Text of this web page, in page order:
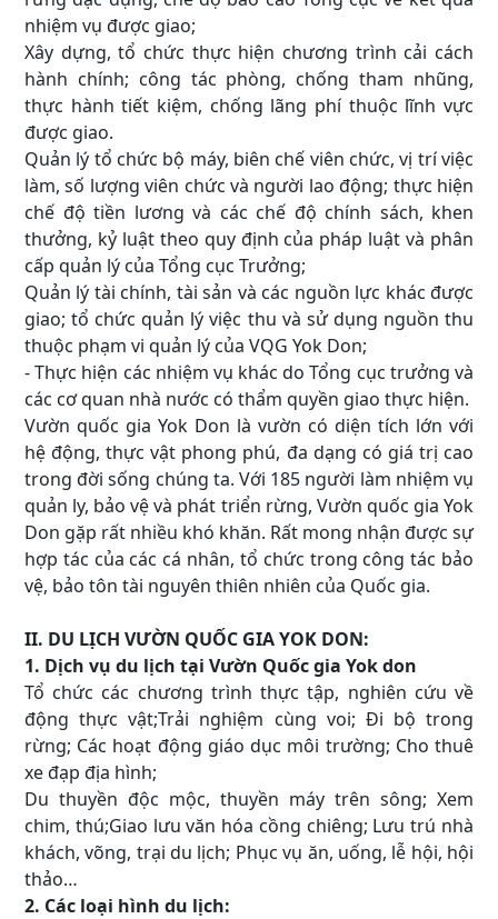
nhiệm vụ được giao;
Xây dựng, tổ chức thực hiện chương trình cải cách
hành chính; công tác phòng, chống tham nhũng,
thực hành tiết kiệm, chống lãng phí thuộc lĩnh vực
được giao.
Quản lý tổ chức bộ máy, biên chế viên chức, vị trí việc
làm, số lượng viên chức và người lao động; thực hiện
chế độ tiền lương và các chế độ chính sách, khen
thưởng, kỷ luật theo quy định của pháp luật và phân
cấp quản lý của Tổng cục Trưởng;
Quản lý tài chính, tài sản và các nguồn lực khác được
giao; tổ chức quản lý việc thu và sử dụng nguồn thu
thuộc phạm vi quản lý của VQG Yok Don;
- Thực hiện các nhiệm vụ khác do Tổng cục trưởng và
các cơ quan nhà nước có thẩm quyền giao thực hiện.
Vườn quốc gia Yok Don là vườn có diện tích lớn với
hệ động, thực vật phong phú, đa dạng có giá trị cao
trong đời sống chúng ta. Với 185 người làm nhiệm vụ
quản ly, bảo vệ và phát triển rừng, Vườn quốc gia Yok
Don gặp rất nhiều khó khăn. Rất mong nhận được sự
hợp tác của các cá nhân, tổ chức trong công tác bảo
vệ, bảo tôn tài nguyên thiên nhiên của Quốc gia.
II. DU LỊCH VƯỜN QUỐC GIA YOK DON:
1. Dịch vụ du lịch tại Vườn Quốc gia Yok don
Tổ chức các chương trình thực tập, nghiên cứu về
động thực vật;Trải nghiệm cùng voi; Đi bộ trong
rừng; Các hoạt động giáo dục môi trường; Cho thuê
xe đạp địa hình;
Du thuyền độc mộc, thuyền máy trên sông; Xem
chim, thú;Giao lưu văn hóa cồng chiêng; Lưu trú nhà
khách, võng, trại du lịch; Phục vụ ăn, uống, lễ hội, hội
thảo…
2. Các loại hình du lịch: